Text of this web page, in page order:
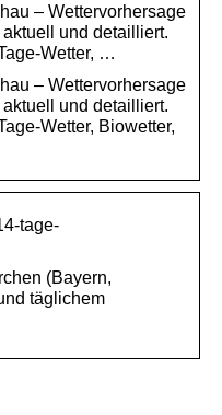
– Wettervorhersage
und detailliert.
Wetter, …
– Wettervorhersage
und detailliert.
Wetter, Biowetter,
tage-
(Bayern,
täglichem